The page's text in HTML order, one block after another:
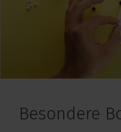
Besondere